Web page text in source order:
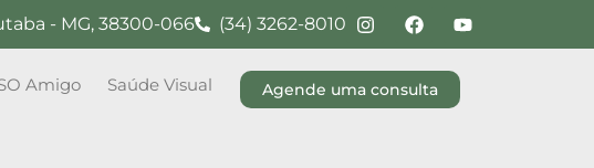
- MG, 38300-066 (34) 3262-8010
Amigo Saúde Visual Agende uma consulta